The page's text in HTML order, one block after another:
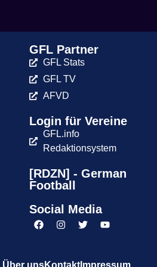
GFL Partner
GFL Stats
GFL TV
AFVD
Login für Vereine
GFL.info
Redaktionsystem
[RDZN] - German
Football
Social Media